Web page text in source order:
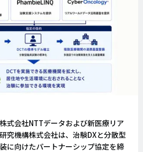
式会社NTTデータおよび新医療リア
究機構株式会社は、治験DXと分散型
に向けたパートナーシップ協定を締